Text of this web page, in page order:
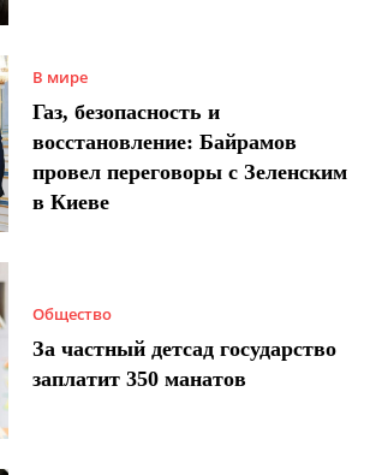
В мире
Газ, безопасность и
восстановление: Байрамов
провел переговоры с Зеленским
в Киеве
Общество
За частный детсад государство
заплатит 350 манатов